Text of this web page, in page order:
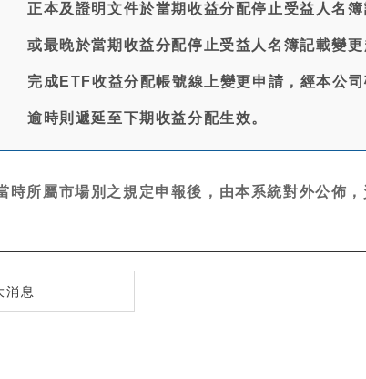
正本及證明文件於當期收益分配停止受益人名
或最晚於當期收益分配停止受益人名簿記載變
完成ETF收益分配帳號線上變更申請，經本公
逾時則遞延至下期收益分配生效。
時所屬市場別之規定申報後，由本系統對外公佈
消息